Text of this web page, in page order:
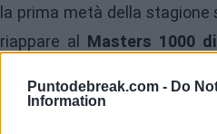
Puntodebreak.com - Do
Information
la prima metà della
riappare al Masters 1000
. Il
consapevole dell'assenza